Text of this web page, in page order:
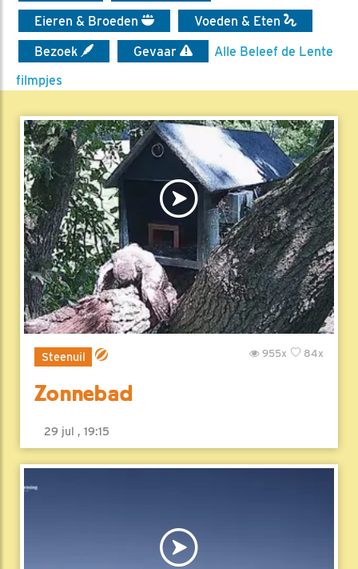
Eieren & Broeden
Voeden & Eten
Bezoek
Gevaar
Alle Beleef de Lente
filmpjes
Steenuil 84x
955x
Zonnebad
29 jul , 19:15